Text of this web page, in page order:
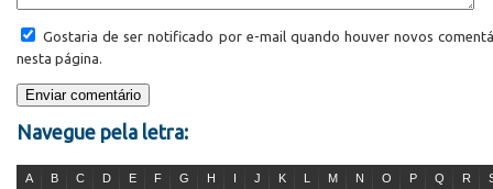
Gostaria de ser notificado por e-mail quando houver novos
nesta página.
Navegue pela letra:
A B C D E F G H J K M N O P Q R